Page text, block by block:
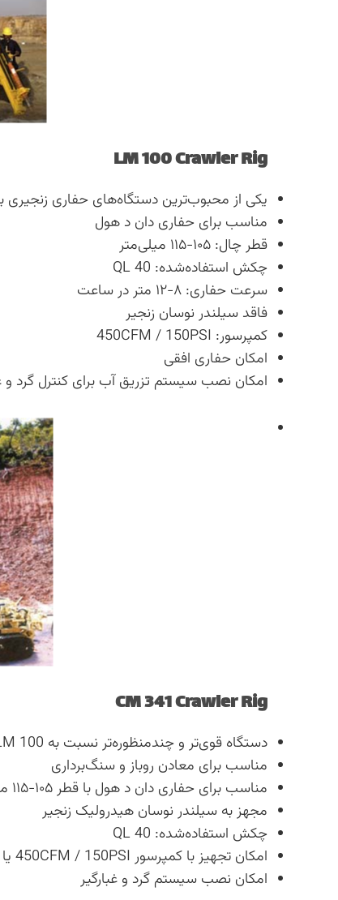
LM 100 Crawler Rig
یکی از محبوب‌ترین دستگاه‌های حفاری
مناسب برای حفاری دان د هول
قطر چال: ۱۰۵-۱۱۵ میلی‌متر
چکش استفاده‌شده: QL 40
سرعت حفاری: ۸-۱۲ متر در ساعت
فاقد سیلندر نوسان زنجیر
کمپرسور: 450CFM / 150PSI
امکان حفاری افقی
امکان نصب سیستم تزریق آب برای کنترل گرد و
CM 341 Crawler Rig
دستگاه قوی‌تر و چندمنظوره‌تر نسبت به LM 100
مناسب برای معادن روباز و سنگ‌برداری
مناسب برای حفاری دان د هول با قطر ۱۰۵-۱۱۵ میلی‌متر
مجهز به سیلندر نوسان هیدرولیک زنجیر
چکش استفاده‌شده: QL 40
امکان تجهیز با کمپرسور 450CFM / 150PSI یا 600CFM / 200PSI برای سرعت حفاری بالاتر
امکان نصب سیستم گرد و غبارگیر